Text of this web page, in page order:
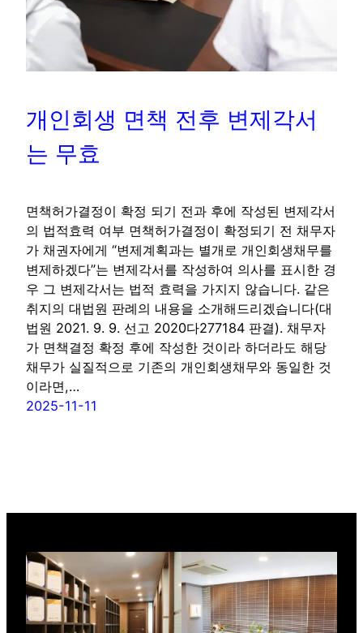
개인회생 면책 전후 변제각서
는 무효
면책허가결정이 확정 되기 전과 후에 작성된 변제각서
의 법적효력 여부 면책허가결정이 확정되기 전 채무자
가 채권자에게 “변제계획과는 별개로 개인회생채무를
변제하겠다”는 변제각서를 작성하여 의사를 표시한 경
우 그 변제각서는 법적 효력을 가지지 않습니다. 같은
취지의 대법원 판례의 내용을 소개해드리겠습니다(대
법원 2021. 9. 9. 선고 2020다277184 판결). 채무자
가 면책결정 확정 후에 작성한 것이라 하더라도 해당
채무가 실질적으로 기존의 개인회생채무와 동일한 것
이라면,…
2025-11-11